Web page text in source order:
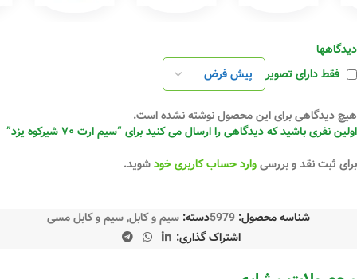
دیدگاهها
فقط دارای تصویر
هیچ دیدگاهی برای این محصول نوشته نشده است.
اولین نفری باشید که دیدگاهی را ارسال می کنید برای “سیم ارت ۷۰ شیرکوه یزد”
برای ثبت نقد و بررسیوارد حساب کاربری خودشوید.
شناسه محصول: 5979دسته: سیم و کابل,سیم و کابل مسی
اشتراک گذاری: